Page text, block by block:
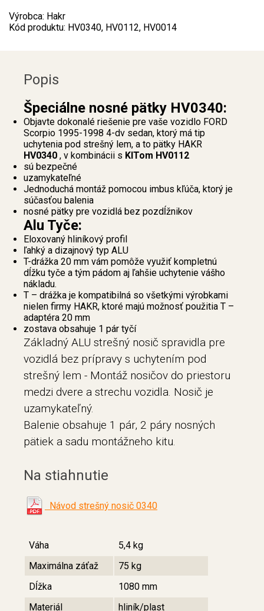
Výrobca: Hakr
Kód produktu: HV0340, HV0112, HV0014
Popis
Špeciálne nosné pätky HV0340:
Objavte dokonalé riešenie pre vaše vozidlo FORD
Scorpio 1995-1998 4-dv sedan, ktorý má tip
uchytenia pod strešný lem, a to pätky HAKR
HV0340 , v kombinácii s KITom HV0112
sú bezpečné
uzamykateľné
Jednoduchá montáž pomocou imbus kľúča, ktorý je
súčasťou balenia
nosné pätky pre vozidlá bez pozdĺžnikov
Alu Tyče:
Eloxovaný hliníkový profil
ľahký a dizajnový typ ALU
T-drážka 20 mm vám pomôže využiť kompletnú
dĺžku tyče a tým pádom aj ľahšie uchytenie vášho
nákladu.
T – drážka je kompatibilná so všetkými výrobkami
nielen firmy HAKR, ktoré majú možnosť použitia T –
adaptéra 20 mm
zostava obsahuje 1 pár tyčí
Základný ALU strešný nosič spravidla pre
vozidlá bez prípravy s uchytením pod
strešný lem - Montáž nosičov do priestoru
medzi dvere a strechu vozidla. Nosič je
uzamykateľný.
Balenie obsahuje 1 pár, 2 páry nosných
pätiek a sadu montážneho kitu.
Na stiahnutie
Návod strešný nosič 0340
Váha
5,4 kg
Maximálna záťaž
75 kg
Dĺžka
1080 mm
Materiál
hliník/plast